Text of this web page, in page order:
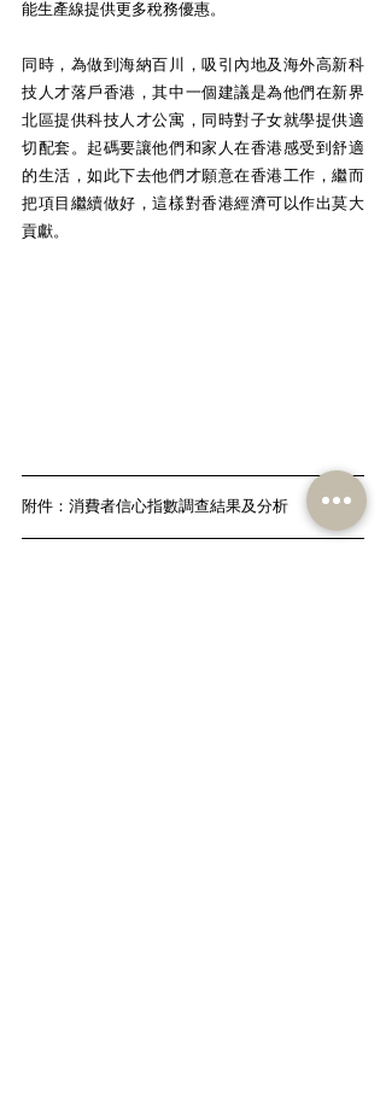
能生產線提供更多稅務優惠。
同時，為做到海納百川，吸引內地及海外高新科
技人才落戶香港，其中一個建議是為他們在新界
北區提供科技人才公寓，同時對子女就學提供適
切配套。起碼要讓他們和家人在香港感受到舒適
的生活，如此下去他們才願意在香港工作，繼而
把項目繼續做好，這樣對香港經濟可以作出莫大
貢獻。
附件： 消費者信心指數調查結果及分析